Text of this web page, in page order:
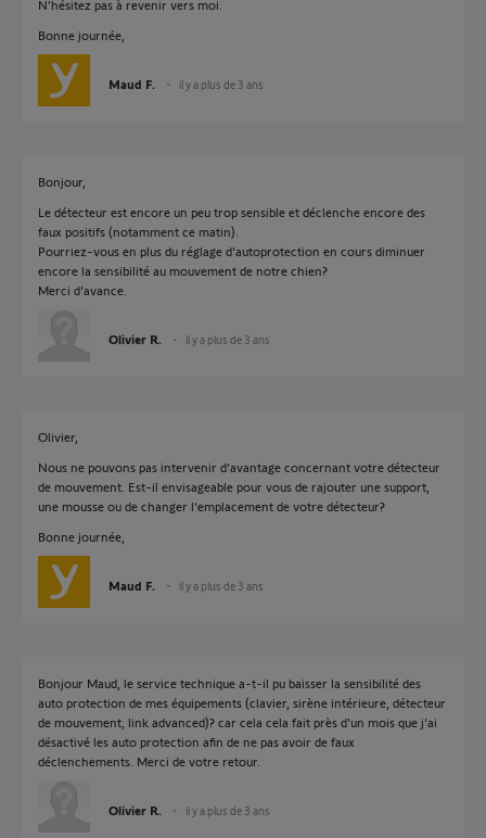
N'hésitez pas à revenir vers moi.
Bonne journée,
Maud F. il y a plus de 3 ans
Bonjour,
Le détecteur est encore un peu trop sensible et déclenche encore des
faux positifs (notamment ce matin).
Pourriez-vous en plus du réglage d'autoprotection en cours diminuer
encore la sensibilité au mouvement de notre chien?
Merci d'avance.
Olivier R. il y a plus de 3 ans
Olivier,
Nous ne pouvons pas intervenir d'avantage concernant votre détecteur
de mouvement. Est-il envisageable pour vous de rajouter une support,
une mousse ou de changer l'emplacement de votre détecteur?
Bonne journée,
Maud F. il y a plus de 3 ans
Bonjour Maud, le service technique a-t-il pu baisser la sensibilité des
auto protection de mes équipements (clavier, sirène intérieure, détecteur
de mouvement, link advanced)? car cela cela fait près d'un mois que j'ai
désactivé les auto protection afin de ne pas avoir de faux
déclenchements. Merci de votre retour.
Olivier R. il y a plus de 3 ans